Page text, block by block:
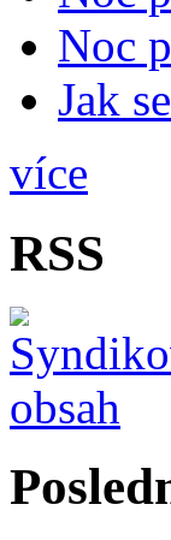
Noc
Jak
více
RSS